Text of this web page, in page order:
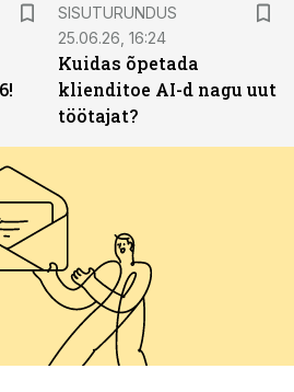
SISUTURUNDUS
25.06.26, 16:24
Kuidas õpetada
klienditoe AI-d nagu uut
töötajat?